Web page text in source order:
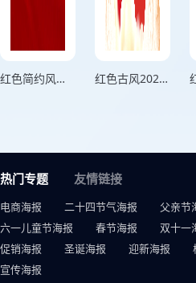
红色简约风年会节目单活动宣传海报 红色古风2024年度盛宴活动宣传海报
热门专题 友情链接
电商海报 二十四节气海报 父亲节
六一儿童节海报
春节海报 双十一
促销海报
圣诞海报 迎新海报
宣传海报